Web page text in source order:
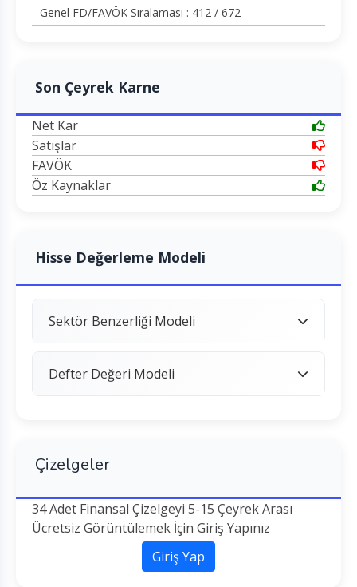
Genel FD/FAVÖK Sıralaması : 412 / 672
Son Çeyrek Karne
Net Kar
Satışlar
FAVÖK
Öz Kaynaklar
Hisse Değerleme Modeli
Sektör Benzerliği Modeli
Defter Değeri Modeli
Çizelgeler
34 Adet Finansal Çizelgeyi 5-15 Çeyrek Arası
Ücretsiz Görüntülemek İçin Giriş Yapınız
Giriş Yap